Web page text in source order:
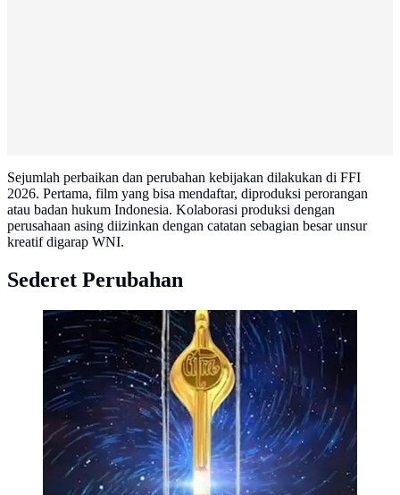
Sejumlah perbaikan dan perubahan kebijakan dilakukan di FFI
2026. Pertama, film yang bisa mendaftar, diproduksi perorangan
atau badan hukum Indonesia. Kolaborasi produksi dengan
perusahaan asing diizinkan dengan catatan sebagian besar unsur
kreatif digarap WNI.
Sederet Perubahan
Piala Citra. (Foto: Dok. Poplicist)